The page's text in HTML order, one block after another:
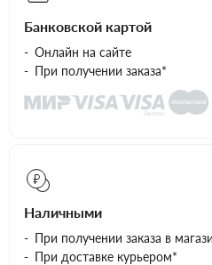
Банковской картой
Онлайн на сайте
При получении заказа*
Наличными
При получении заказа в
При доставке курьером*